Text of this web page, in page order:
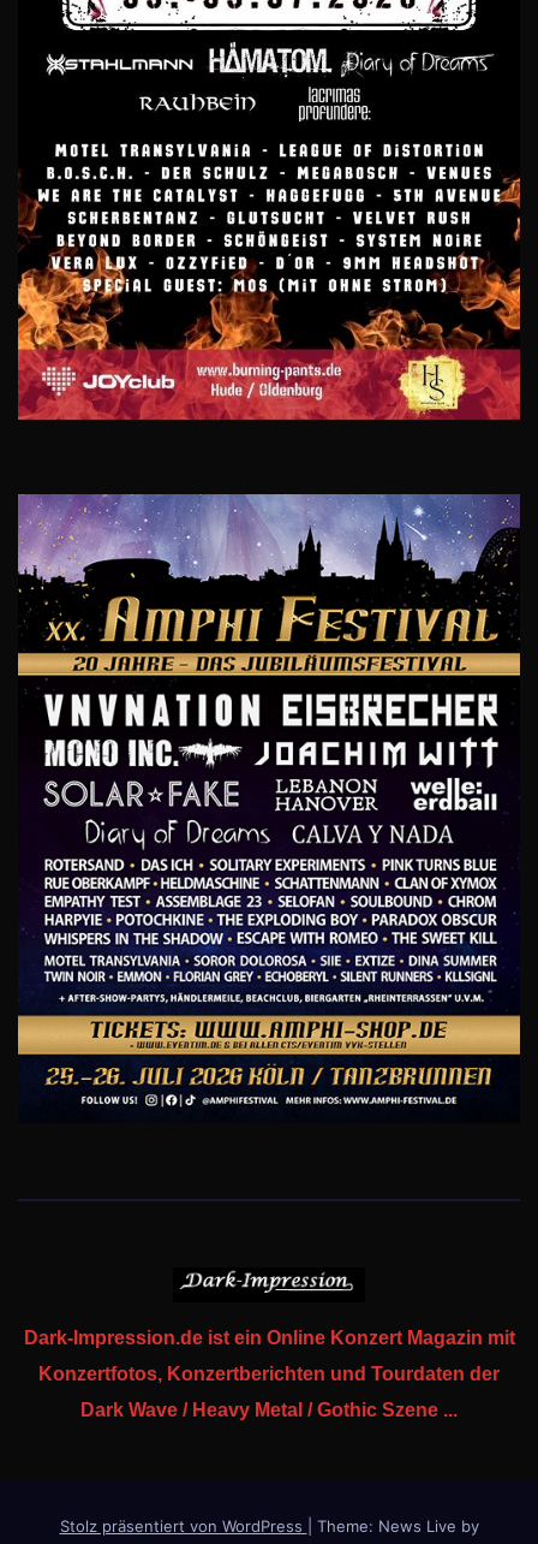
Dark-Impression.de ist ein Online Konzert Magazin mit
Konzertfotos, Konzertberichten und Tourdaten der
Dark Wave / Heavy Metal / Gothic Szene ...
Stolz präsentiert von WordPress Theme: News Live by